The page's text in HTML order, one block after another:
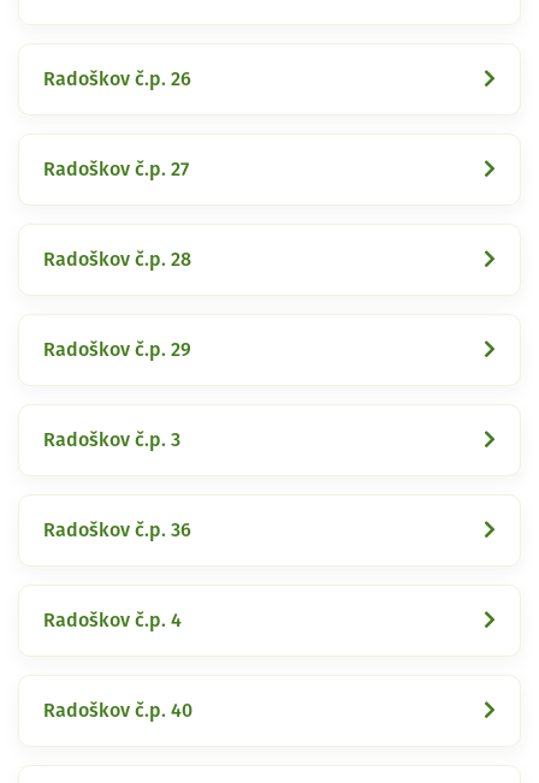
Radoškov č.p. 26
Radoškov č.p. 27
Radoškov č.p. 28
Radoškov č.p. 29
Radoškov č.p. 3
Radoškov č.p. 36
Radoškov č.p. 4
Radoškov č.p. 40